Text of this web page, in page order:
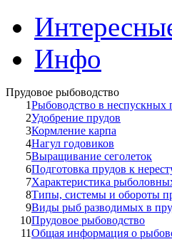
Инфо
Прудовое рыбоводство
1Рыбоводство в неспускных
2Удобрение прудов
3Кормление карпа
4Нагул годовиков
5Выращивание сеголеток
6Подготовка прудов к
7Характеристика
8Типы, системы и обороты
9Виды рыб разводимых в
10Прудовое рыбоводство
11Общая информация о